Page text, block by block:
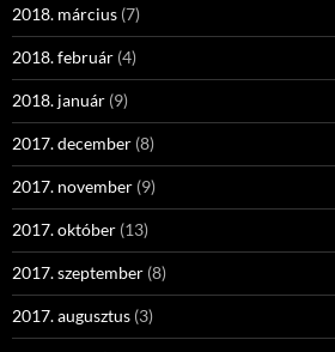
2018. március (7)
2018. február (4)
2018. január (9)
2017. december (8)
2017. november (9)
2017. október (13)
2017. szeptember (8)
2017. augusztus (3)